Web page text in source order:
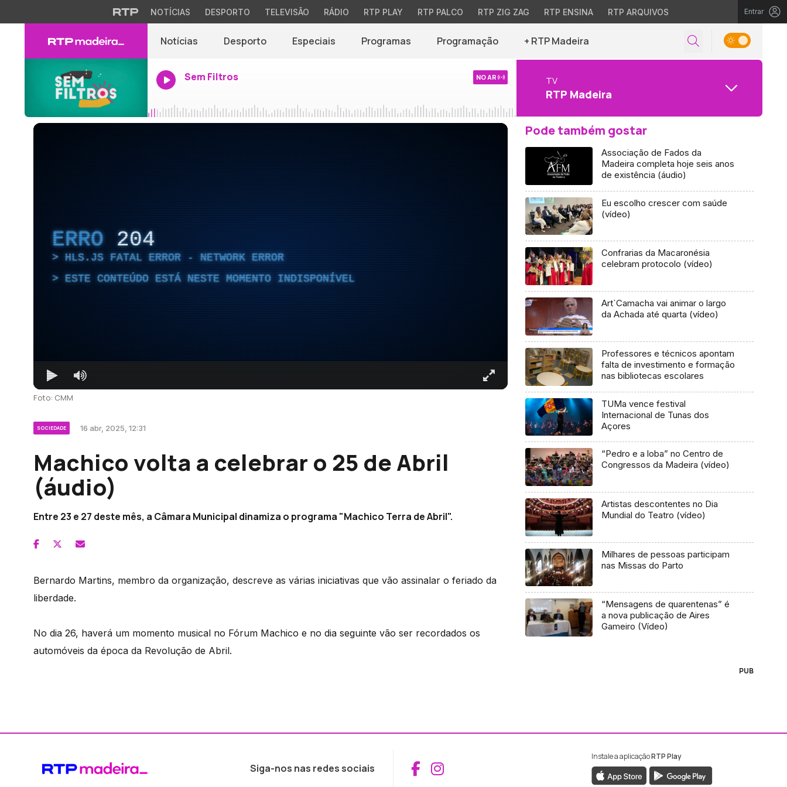
NOTÍCIAS DESPORTO TELEVISÃO RÁDIO RTP PLAY RTP PALCO RTP ZIG ZAG RTP ENSINA RTP ARQUIVOS Entrar
Notícias Desporto Especiais Programas Programação + RTP Madeira
Sem Filtros NO AR TV
RTP Madeira
ERRO 204
HLS.JS FATAL ERROR - NETWORK ERROR
ESTE CONTEÚDO ESTÁ NESTE MOMENTO INDISPONÍVEL
Foto: CMM
SOCIEDADE 16 abr, 2025, 12:31
Machico volta a celebrar o 25 de Abril
(áudio)
Entre 23 e 27 deste mês, a Câmara Municipal dinamiza o programa "Machico Terra de Abril".
Bernardo Martins, membro da organização, descreve as várias iniciativas que vão assinalar o feriado da
liberdade.
No dia 26, haverá um momento musical no Fórum Machico e no dia seguinte vão ser recordados os
automóveis da época da Revolução de Abril.
Pode também gostar
Associação de Fados da
Madeira completa hoje seis anos
de existência (áudio)
Eu escolho crescer com saúde
(vídeo)
Confrarias da Macaronésia
celebram protocolo (vídeo)
Art`Camacha vai animar o largo
da Achada até quarta (vídeo)
Professores e técnicos apontam
falta de investimento e formação
nas bibliotecas escolares
TUMa vence festival
Internacional de Tunas dos
Açores
“Pedro e a loba” no Centro de
Congressos da Madeira (vídeo)
Artistas descontentes no Dia
Mundial do Teatro (vídeo)
Milhares de pessoas participam
nas Missas do Parto
“Mensagens de quarentenas” é
a nova publicação de Aires
Gameiro (Vídeo)
PUB
Siga-nos nas redes sociais Aceder ao Facebook da RTP Madeira
Aceder ao Instagram da RTP Madeira
Instale a aplicaçãoRTP Play